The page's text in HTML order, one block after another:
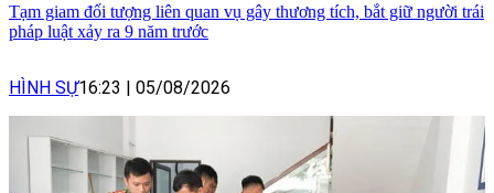
Tạm giam đối tượng liên quan vụ gây thương tích, bắt giữ người trái
pháp luật xảy ra 9 năm trước
HÌNH SỰ16:23 | 05/08/2026